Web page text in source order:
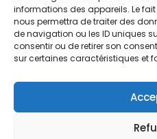
informations des appareils. Le
nous permettra de traiter des
de navigation ou les ID uniques
consentir ou de retirer son
sur certaines caractéristiques et
Pierrick
6 rue de
34070
+33(0)4